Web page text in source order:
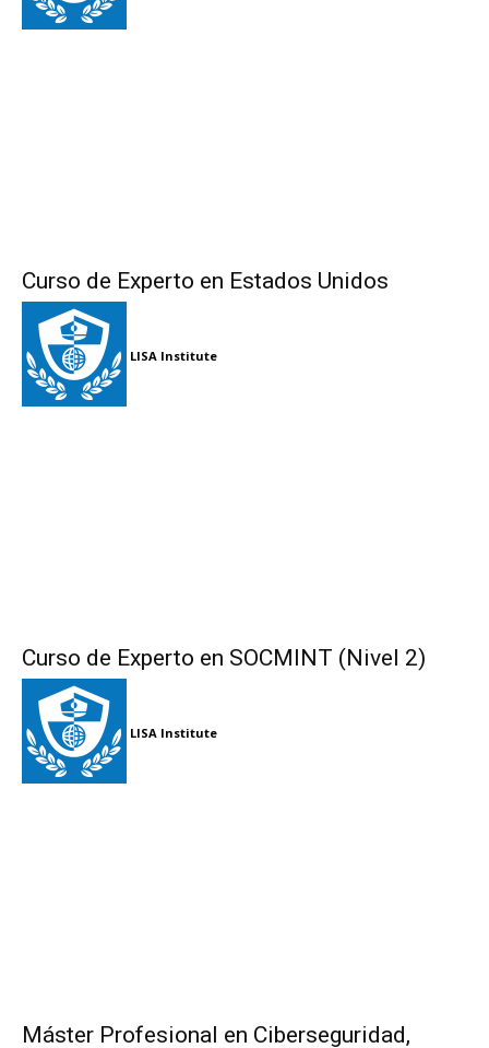
Curso de Experto en Estados Unidos
LISA Institute
Curso de Experto en SOCMINT (Nivel 2)
LISA Institute
Máster Profesional en Ciberseguridad,